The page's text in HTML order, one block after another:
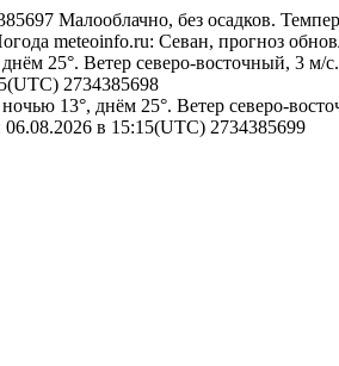
Малооблачно, без осадков.
meteoinfo.ru: Севан, прогноз
25°. Ветер северо-восточный, 3
2734385698
13°, днём 25°. Ветер северо-
06.08.2026 в 15:15(UTC) 2734385699